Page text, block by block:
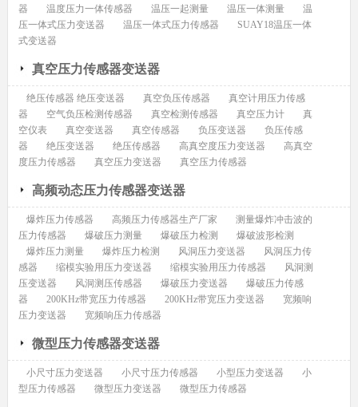
器
温度压力一体传感器 温压一起测量 温压一体测量
温
压一体式压力变送器
温压一体式压力传感器
SUAY18温压一体
式变送器
真空压力传感器变送器
绝压传感器 绝压变送器 真空负压传感器
真空计用压力传感
器
空气负压检测传感器 真空检测传感器 真空压力计
真
空仪表
真空变送器 真空传感器 负压变送器
负压传感
器
绝压变送器 绝压传感器 高真空度压力变送器
高真空
度压力传感器
真空压力变送器 真空压力传感器
高频动态压力传感器变送器
爆炸压力传感器 高频压力传感器生产厂家
测量爆炸冲击波的
压力传感器
爆破压力测量 爆破压力检测
爆破波形检测
爆炸压力测量
爆炸压力检测 风洞压力变送器
风洞压力传
感器
缩模实验用压力变送器 缩模实验用压力传感器
风洞测
压变送器
风洞测压传感器 爆破压力变送器
爆破压力传感
器
200KHz带宽压力传感器 200KHz带宽压力变送器
宽频响
压力变送器
宽频响压力传感器
微型压力传感器变送器
小尺寸压力变送器 小尺寸压力传感器 小型压力变送器
小
型压力传感器
微型压力变送器 微型压力传感器